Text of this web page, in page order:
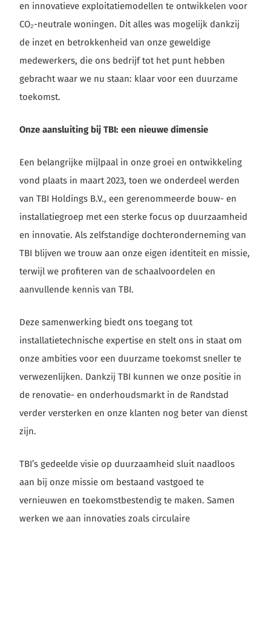
en innovatieve exploitatiemodellen te ontwikkelen voor
CO₂-neutrale woningen. Dit alles was mogelijk dankzij
de inzet en betrokkenheid van onze geweldige
medewerkers, die ons bedrijf tot het punt hebben
gebracht waar we nu staan: klaar voor een duurzame
toekomst.
Onze aansluiting bij TBI: een nieuwe dimensie
Een belangrijke mijlpaal in onze groei en ontwikkeling
vond plaats in maart 2023, toen we onderdeel werden
van TBI Holdings B.V., een gerenommeerde bouw- en
installatiegroep met een sterke focus op duurzaamheid
en innovatie. Als zelfstandige dochteronderneming van
TBI blijven we trouw aan onze eigen identiteit en missie,
terwijl we profiteren van de schaalvoordelen en
aanvullende kennis van TBI.
Deze samenwerking biedt ons toegang tot
installatietechnische expertise en stelt ons in staat om
onze ambities voor een duurzame toekomst sneller te
verwezenlijken. Dankzij TBI kunnen we onze positie in
de renovatie- en onderhoudsmarkt in de Randstad
verder versterken en onze klanten nog beter van dienst
zijn.
TBI’s gedeelde visie op duurzaamheid sluit naadloos
aan bij onze missie om bestaand vastgoed te
vernieuwen en toekomstbestendig te maken. Samen
werken we aan innovaties zoals circulaire